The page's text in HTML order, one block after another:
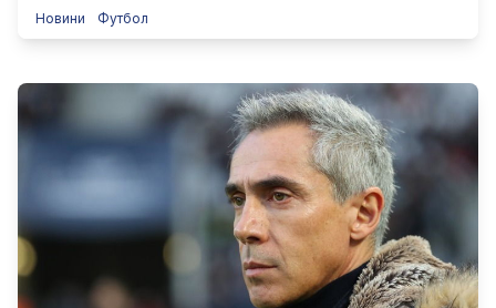
Новини Футбол